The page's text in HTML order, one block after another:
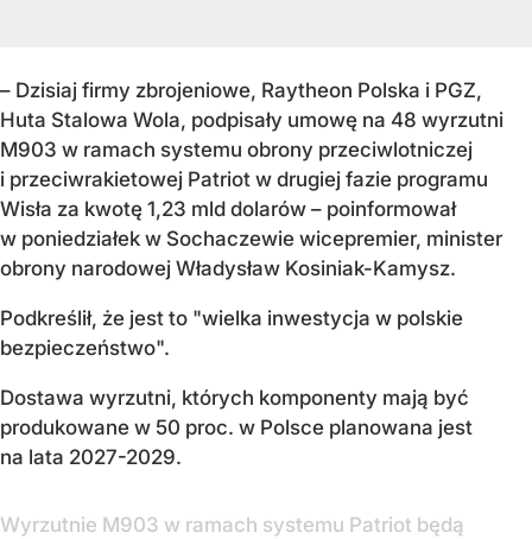
– Dzisiaj firmy zbrojeniowe, Raytheon Polska i PGZ,
Huta Stalowa Wola, podpisały umowę na 48 wyrzutni
M903 w ramach systemu obrony przeciwlotniczej
i przeciwrakietowej Patriot w drugiej fazie programu
Wisła za kwotę 1,23 mld dolarów – poinformował
w poniedziałek w Sochaczewie wicepremier, minister
obrony narodowej Władysław Kosiniak-Kamysz.
Podkreślił, że jest to "wielka inwestycja w polskie
bezpieczeństwo".
Dostawa wyrzutni, których komponenty mają być
produkowane w 50 proc. w Polsce planowana jest
na lata 2027-2029.
Wyrzutnie M903 w ramach systemu Patriot będą